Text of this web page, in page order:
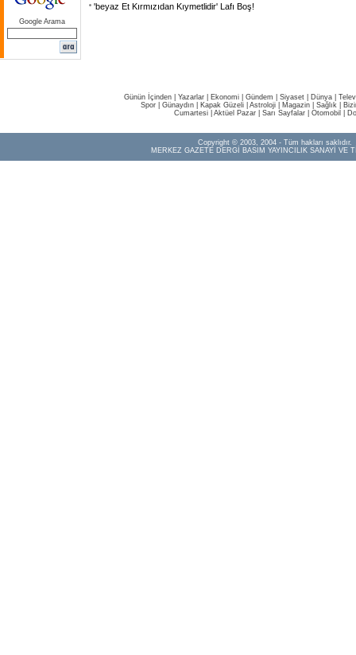
Google Arama
'beyaz Et Kırmızıdan Kıymetlidir' Lafı Boş!
Günün İçinden Yazarlar Ekonomi Gündem Siyaset Dünya |
Spor
Günaydın Kapak Güzeli Astroloji Magazin Sağlık
Cumartesi| Aktüel Pazar| Sarı Sayfalar| Otomobil
Copyright © 2003, 2004 - Tüm hakları saklıdır.
MERKEZ GAZETE DERGİ BASIM YAYINCILIK SANAYİ VE